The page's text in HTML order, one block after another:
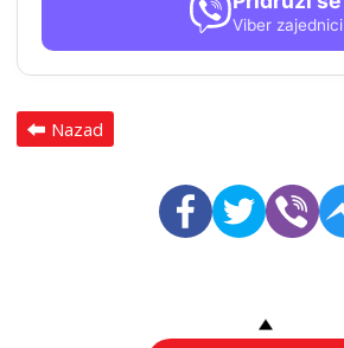
Viber zajednici
Nazad